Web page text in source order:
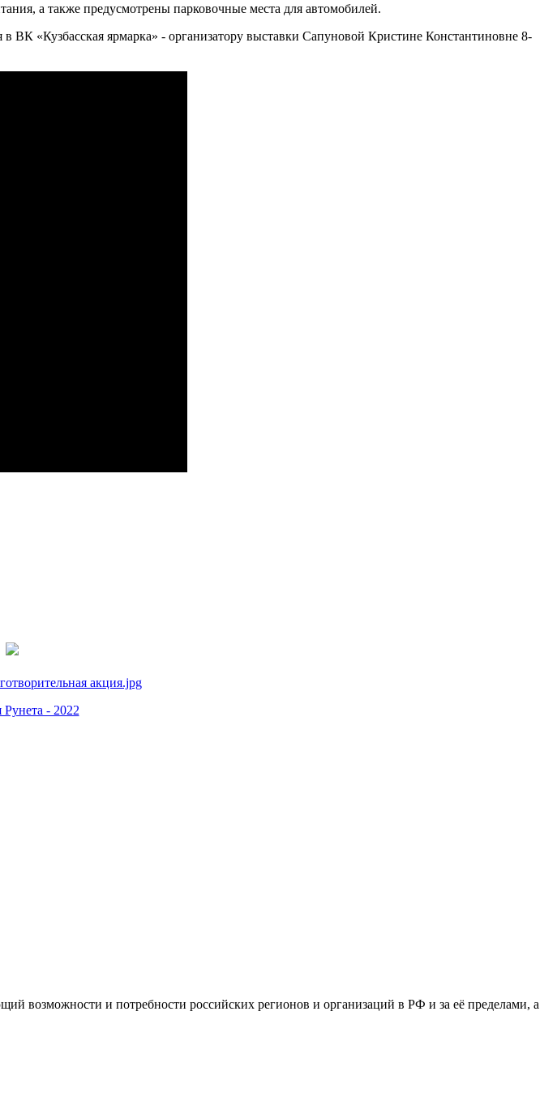
а также предусмотрены парковочные места для автомобилей.
ВК «Кузбасская ярмарка» - организатору выставки Сапуновой Кристине Константиновне 8-
и потребности российских регионов и организаций в РФ и за её пределами, а